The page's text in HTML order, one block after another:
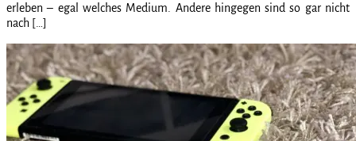
erleben – egal welches Medium. Andere hingegen sind so gar nicht
nach […]